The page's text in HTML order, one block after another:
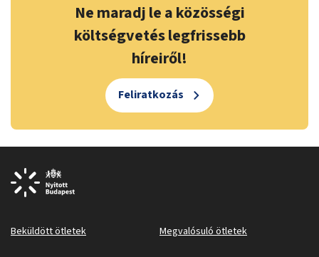
Ne maradj le a közösségi
költségvetés legfrissebb
híreiről!
Feliratkozás
Beküldött ötletek Megvalósuló ötletek